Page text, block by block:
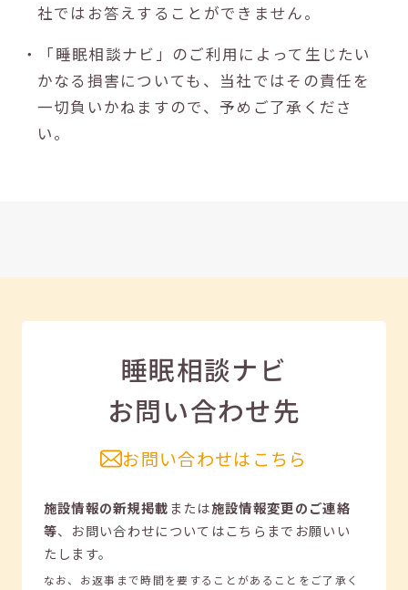
社ではお答えすることができません。
・「睡眠相談ナビ」のご利用によって生じたい
かなる損害についても、当社ではその責任を
一切負いかねますので、予めご了承くださ
い。
睡眠相談ナビ
お問い合わせ先
お問い合わせはこちら
施設情報の新規掲載または施設情報変更のご連絡
等、 お問い合わせについてはこちらまでお願いい
たします。
なお、お返事まで時間を要することがあることをご了承く